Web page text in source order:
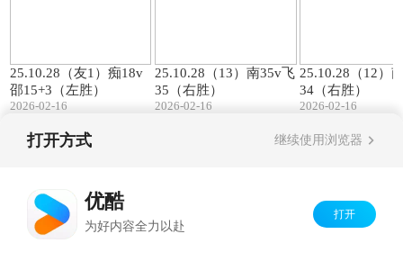
25.10.28（友1）痴18v
邵15+3（左胜）
2026-02-16
25.10.28（13）南35v飞
35（右胜）
2026-02-16
25.10.28（12）
34（右胜）
2026-02-16
打开方式 继续使用浏览器
优酷
为好内容全力以赴
打开